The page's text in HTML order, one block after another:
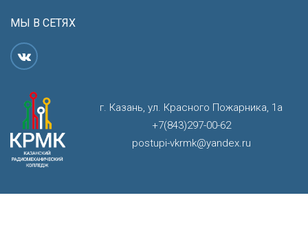
МЫ В СЕТЯХ
г. Казань, ул. Красного Пожарника, 1а
+7(843)297-00-62
postupi-vkrmk@yandex.ru